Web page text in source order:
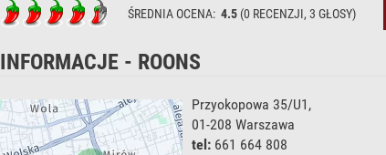
ŚREDNIA OCENA: 4.5 (0 RECENZJI, 3 GŁOSY)
INFORMACJE - ROONS
Przyokopowa 35/U1 ,
01-208 Warszawa
tel: 661 664 808